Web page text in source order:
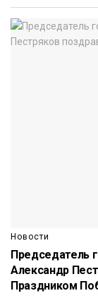
Новости
Председатель
Александр
Праздником